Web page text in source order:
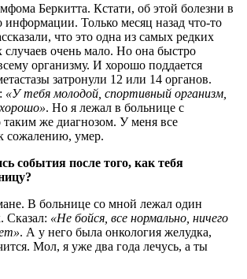
Беркитта. Кстати, об этой болезни в
информации. Только месяц назад что-то
что это одна из самых редких
очень мало. Но она быстро
организму. И хорошо поддается
затронули 12 или 14 органов.
«У тебя молодой, спортивный организм,
. Но я лежал в больнице с
же диагнозом. У меня все
сожалению, умер.
события после того, как тебя
В больнице со мной лежал один
Сказал: «Не бойся, все нормально, ничего
. А у него была онкология желудка,
Мол, я уже два года лечусь, а ты